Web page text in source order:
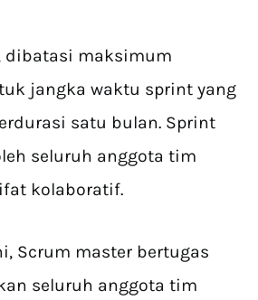
dibatasi maksimum
jangka waktu sprint yang
satu bulan. Sprint
seluruh anggota tim
kolaboratif.
Scrum master bertugas
seluruh anggota tim